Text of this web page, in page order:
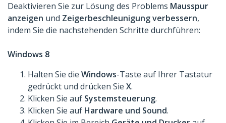
Deaktivieren Sie zur Lösung des Problems Mausspur
anzeigen und Zeigerbeschleunigung verbessern,
indem Sie die nachstehenden Schritte durchführen:
Windows 8
Halten Sie die Windows-Taste auf Ihrer Tastatur
gedrückt und drücken Sie X.
Klicken Sie auf Systemsteuerung.
Klicken Sie auf Hardware und Sound.